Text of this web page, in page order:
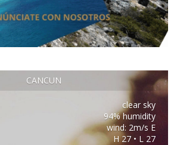
CANCUN
clear sky
94% humidity
wind: 2m/s E
H 27 • L 27